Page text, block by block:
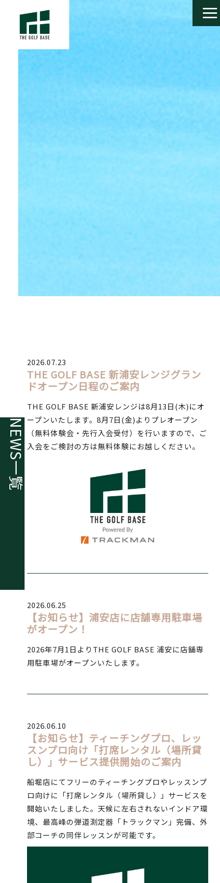
NEWS
一覧
2026.07.23
THE GOLF BASE 新浦安レンジグラン
ドオープン日程のご案内
THE GOLF BASE 新浦安レンジは8月13日(木)にオ
ープンいたします。8月7日(金)よりプレオープン
（無料体験会・先行入会受付）を行いますので、ご
入会をご検討の方は無料体験にお越しください。
2026.06.25
【お知らせ】浦安店に店舗専用駐車場
がオープン！
2026年7月1日よりTHE GOLF BASE 浦安に店舗専
用駐車場がオープンいたします。
2026.06.10
【お知らせ】ティーチングプロ、レッ
スンプロ向け「打席レンタル（場所貸
し）」サービス提供開始のご案内
船堀店にてフリーのティーチングプロやレッスンプ
ロ向けに「打席レンタル（場所貸し）」サービスを
開始いたしました。天候に左右されないインドア環
境、最高峰の弾道測定器「トラックマン」完備、外
部コーチの同伴レッスンが可能です。